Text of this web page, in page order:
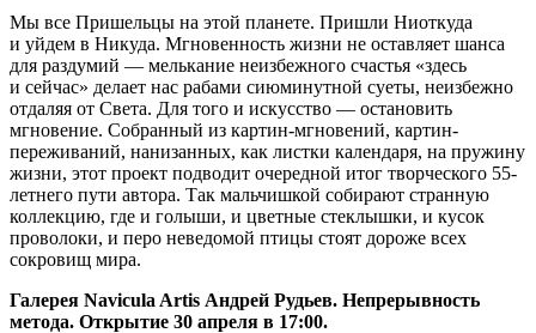
Мы все Пришельцы на этой планете. Пришли Ниоткуда
и уйдем в Никуда. Мгновенность жизни не оставляет шанса
для раздумий — мелькание неизбежного счастья «здесь
и сейчас» делает нас рабами сиюминутной суеты, неизбежно
отдаляя от Света. Для того и искусство — остановить
мгновение. Собранный из картин-мгновений, картин-
переживаний, нанизанных, как листки календаря, на пружину
жизни, этот проект подводит очередной итог творческого 55-
летнего пути автора. Так мальчишкой собирают странную
коллекцию, где и голыши, и цветные стеклышки, и кусок
проволоки, и перо неведомой птицы стоят дороже всех
сокровищ мира.
Галерея Navicula Artis Андрей Рудьев. Непрерывность
метода. Открытие 30 апреля в 17:00.